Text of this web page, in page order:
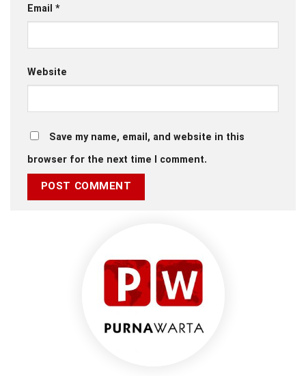
Email *
Website
Save my name, email, and website in this
browser for the next time I comment.